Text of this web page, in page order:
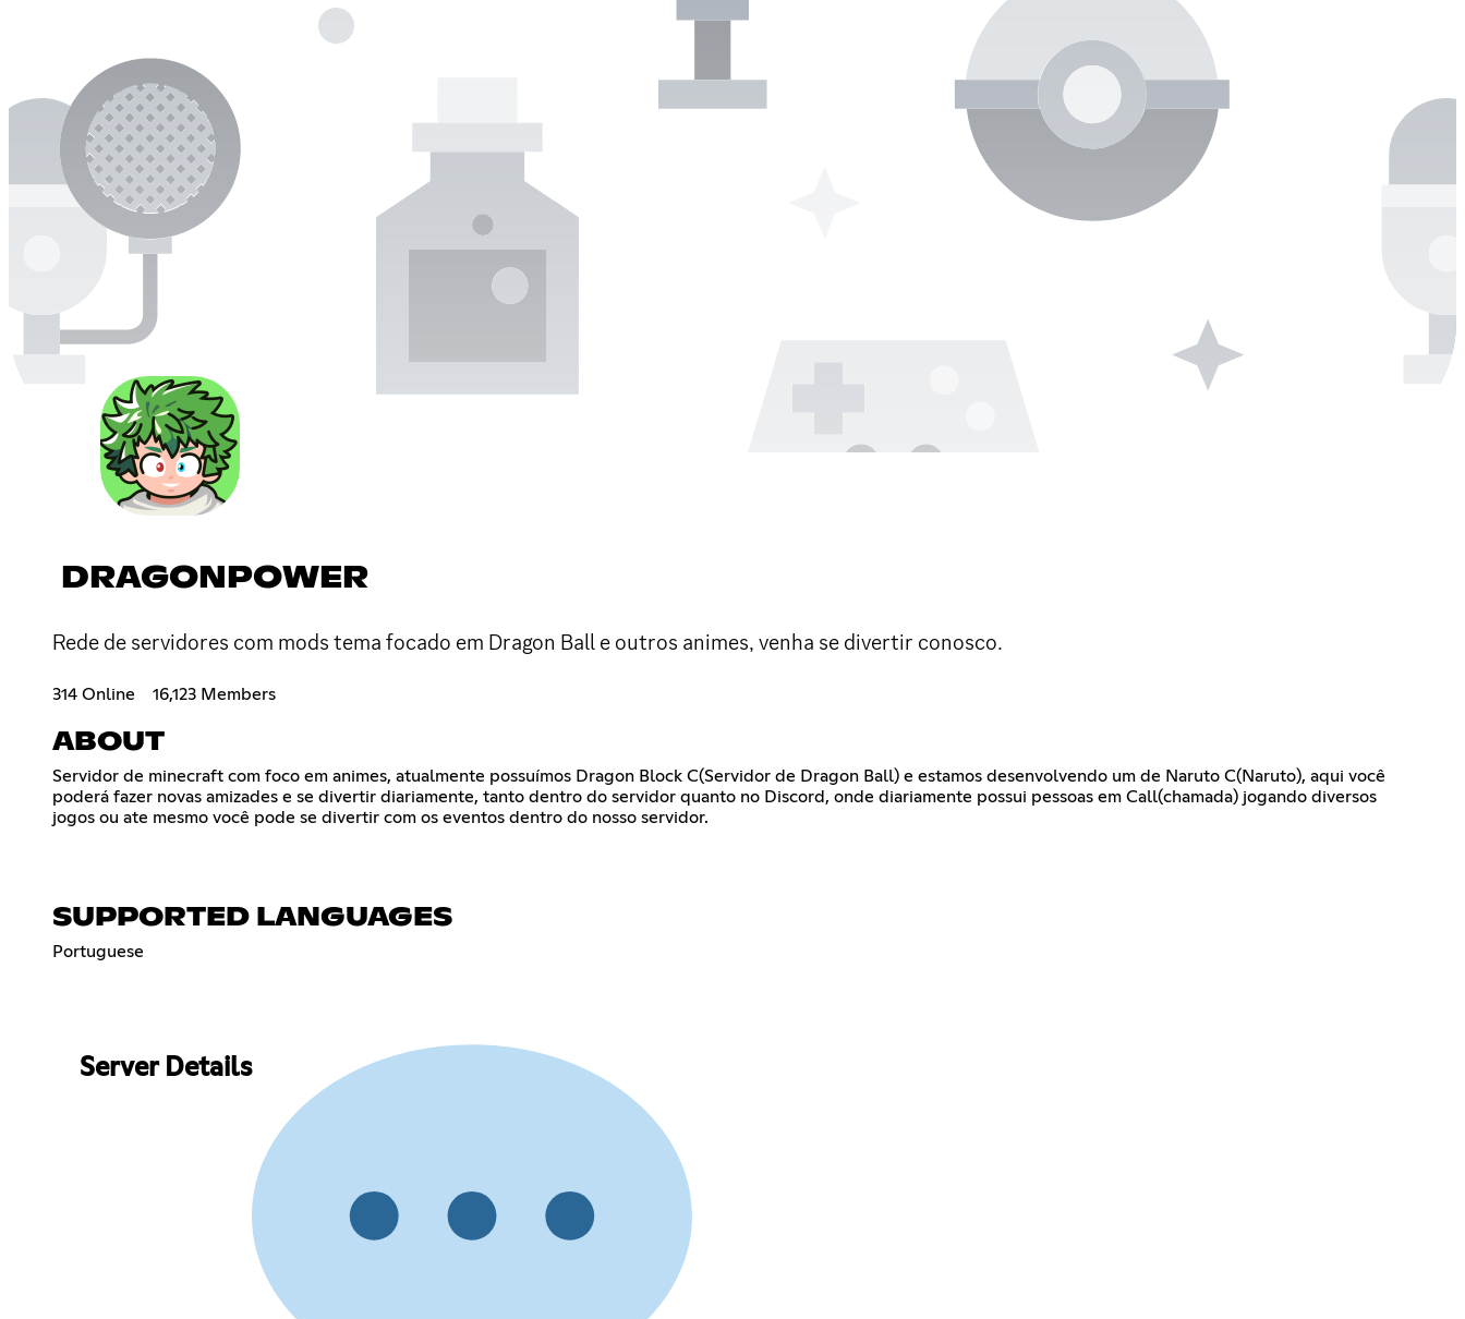
DRAGONPOWER
Rede de servidores com mods tema focado em Dragon Ball e outros animes, venha se divertir conosco.
314 Online 16,123 Members
ABOUT
Servidor de minecraft com foco em animes, atualmente possuímos Dragon Block C(Servidor de Dragon Ball) e estamos desenvolvendo um de Naruto C(Naruto), aqui você
poderá fazer novas amizades e se divertir diariamente, tanto dentro do servidor quanto no Discord, onde diariamente possui pessoas em Call(chamada) jogando diversos
jogos ou ate mesmo você pode se divertir com os eventos dentro do nosso servidor.
SUPPORTED LANGUAGES
Portuguese
Server Details